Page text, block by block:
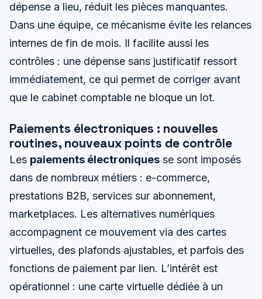
dépense a lieu, réduit les pièces manquantes.
Dans une équipe, ce mécanisme évite les relances
internes de fin de mois. Il facilite aussi les
contrôles : une dépense sans justificatif ressort
immédiatement, ce qui permet de corriger avant
que le cabinet comptable ne bloque un lot.
Paiements électroniques : nouvelles
routines, nouveaux points de contrôle
Les paiements électroniques se sont imposés
dans de nombreux métiers : e-commerce,
prestations B2B, services sur abonnement,
marketplaces. Les alternatives numériques
accompagnent ce mouvement via des cartes
virtuelles, des plafonds ajustables, et parfois des
fonctions de paiement par lien. L’intérêt est
opérationnel : une carte virtuelle dédiée à un